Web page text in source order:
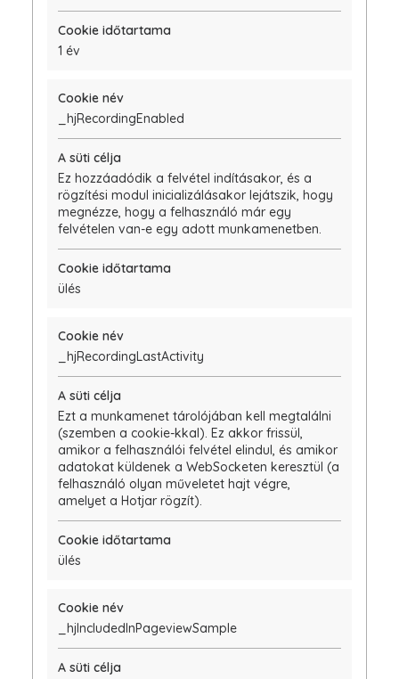
1 év
_hjRecordingEnabled
Ez hozzáadódik a felvétel indításakor, és a
rögzítési modul inicializálásakor lejátszik, hogy
megnézze, hogy a felhasználó már egy
felvételen van-e egy adott munkamenetben.
ülés
_hjRecordingLastActivity
Ezt a munkamenet tárolójában kell megtalálni
(szemben a cookie-kkal). Ez akkor frissül,
amikor a felhasználói felvétel elindul, és amikor
adatokat küldenek a WebSocketen keresztül (a
felhasználó olyan műveletet hajt végre,
amelyet a Hotjar rögzít).
ülés
_hjIncludedInPageviewSample